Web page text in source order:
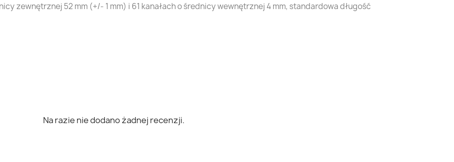
zewnętrznej 52 mm (+/- 1 mm) i 61 kanałach o średnicy wewnętrznej 4 mm, standardowa długość
Na razie nie dodano żadnej recenzji.